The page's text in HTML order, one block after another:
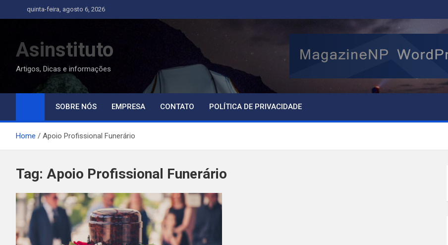
to
quinta-feira, agosto 6, 2026
Asinstituto
Artigos, Dicas e informações
SOBRE NÓS EMPRESA CONTATO POLÍTICA DE PRIVACIDADE
Home Apoio Profissional Funerário
Tag: Apoio Profissional Funerário